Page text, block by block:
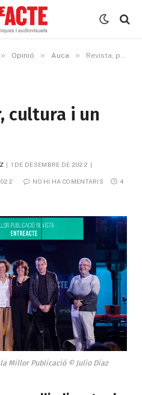
» Opinió » Auca » Revista, paper, cultura i un premi
cultura i un
1 DE DESEMBRE DE 2022
NO HI HA COMENTARIS
4
Millor Publicació © Julio Díaz